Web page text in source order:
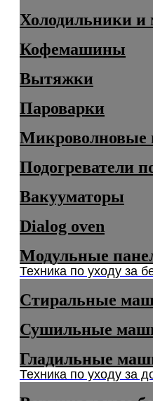
Холодильники и
Кофемашины
Вытяжки
Пароварки
Микроволновые
Подогреватели
Вакууматоры
Dialog oven
Модульные
Техника по уходу за
Стиральные
Сушильные
Гладильные
Техника по уходу за